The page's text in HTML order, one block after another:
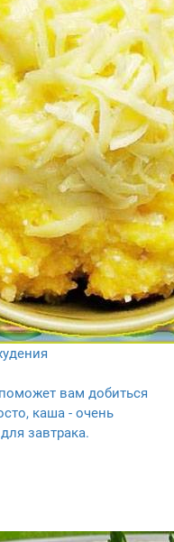
вам добиться
каша - очень
завтрака.